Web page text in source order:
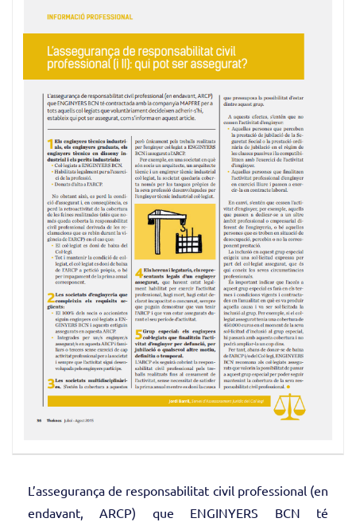
L’assegurança de responsabilitat civil professional (en
endavant, ARCP) que ENGINYERS BCN té